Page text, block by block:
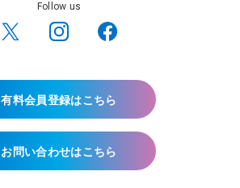
Follow us
有料会員登録はこちら
お問い合わせはこちら